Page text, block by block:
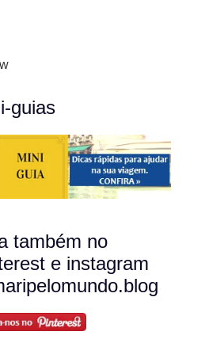
guias
também no
e instagram